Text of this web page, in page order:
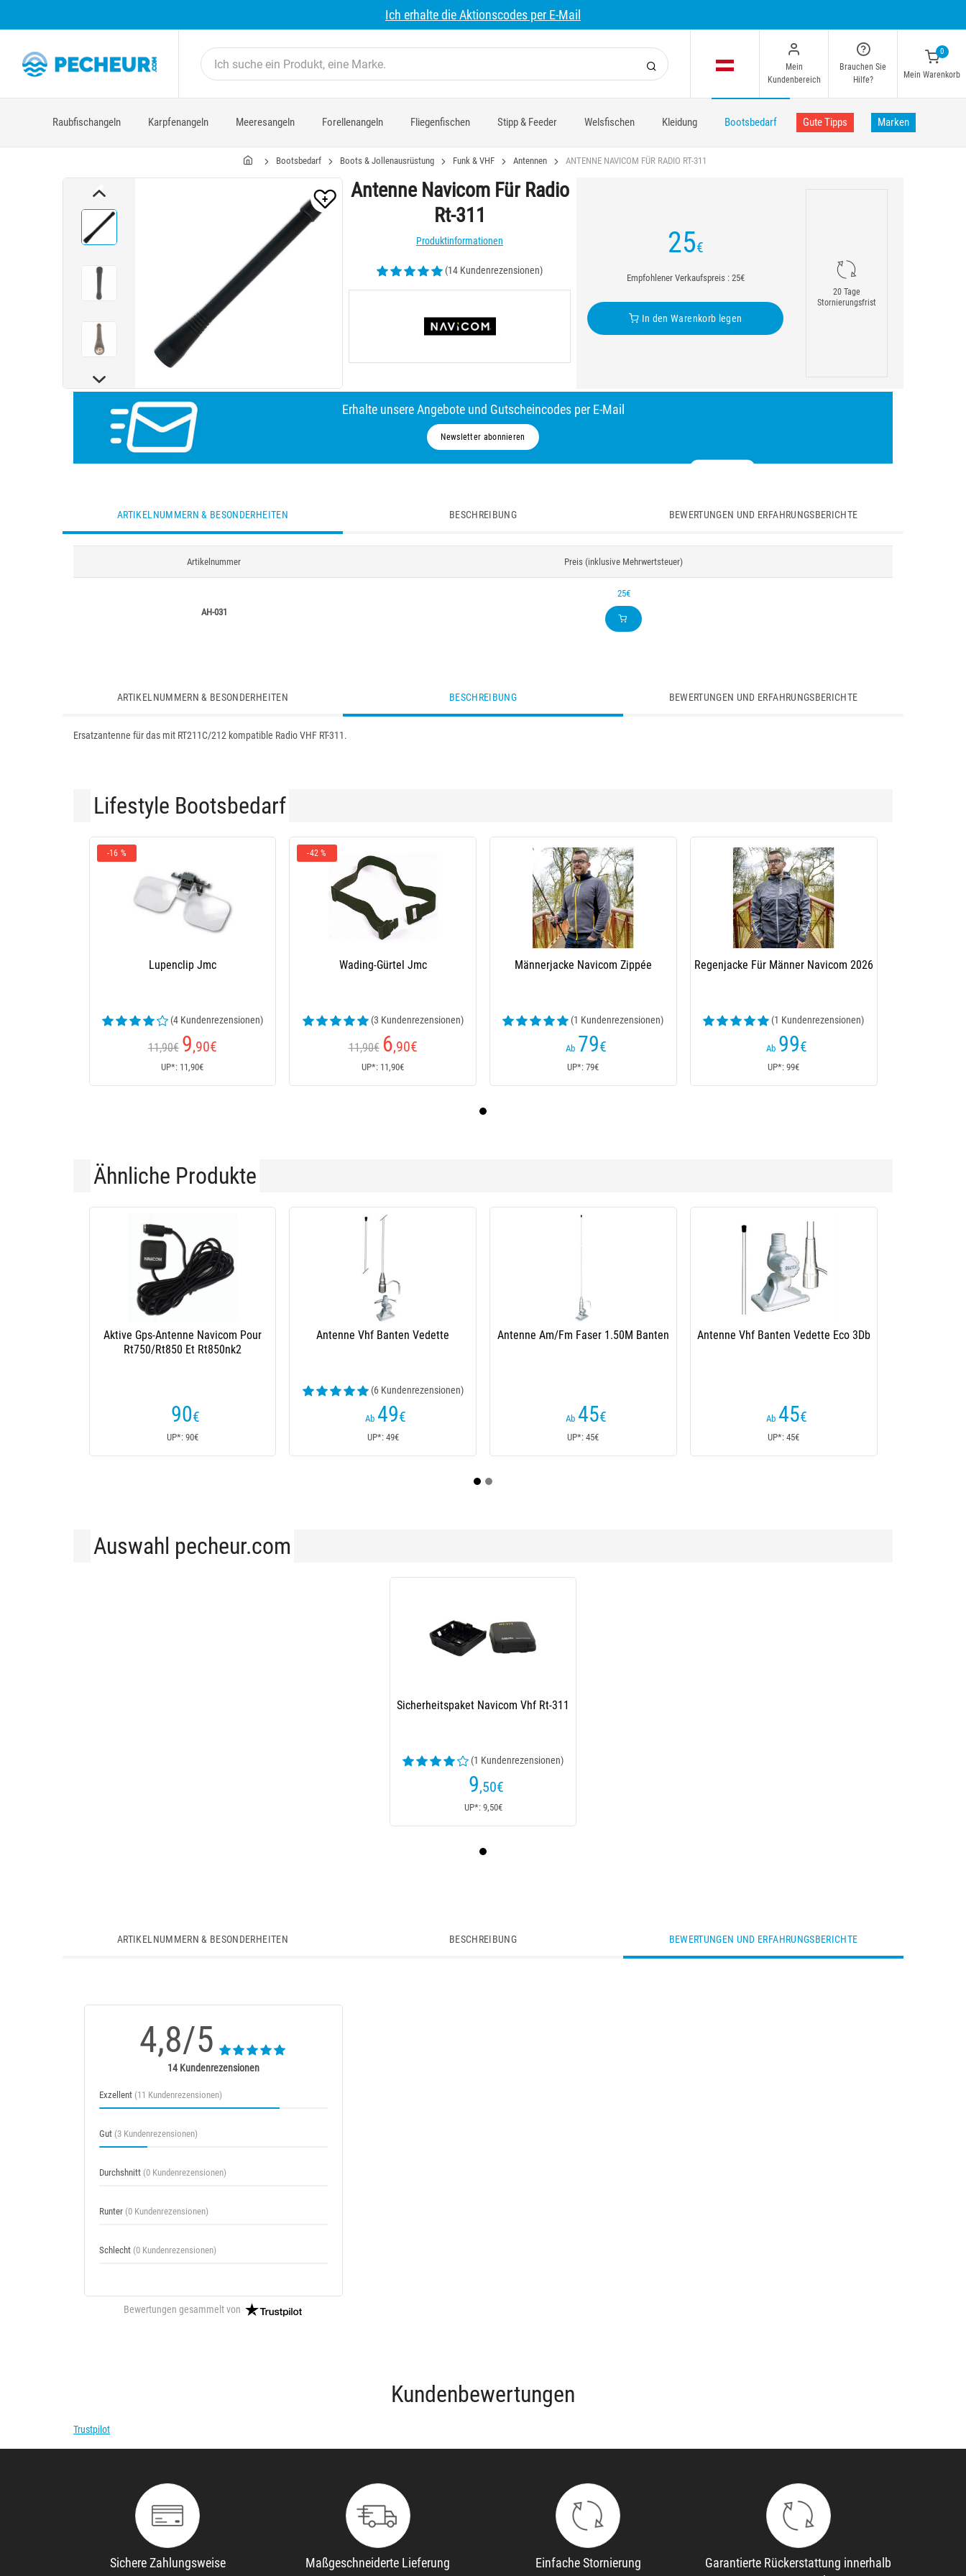
Ich erhalte die Aktionscodes per E-Mail
Mein
Kundenbereich
Brauchen Sie
Hilfe?
0
Mein Warenkorb
Raubfischangeln Karpfenangeln Meeresangeln Forellenangeln Fliegenfischen Stipp & Feeder Welsfischen Kleidung Bootsbedarf Gute Tipps Marken
Bootsbedarf Boots & Jollenausrüstung Funk & VHF Antennen ANTENNE NAVICOM FÜR RADIO RT-311
Antenne Navicom Für Radio
Rt-311
Produktinformationen
(14 Kundenrezensionen)
25€
Empfohlener Verkaufspreis : 25€
In den Warenkorb legen
20 Tage
Stornierungsfrist
Erhalte unsere Angebote und Gutscheincodes per E-Mail
Newsletter abonnieren
ARTIKELNUMMERN & BESONDERHEITEN BESCHREIBUNG BEWERTUNGEN UND ERFAHRUNGSBERICHTE
Artikelnummer Preis (inklusive Mehrwertsteuer)
AH-031
25€
ARTIKELNUMMERN & BESONDERHEITEN BESCHREIBUNG BEWERTUNGEN UND ERFAHRUNGSBERICHTE
Ersatzantenne für das mit RT211C/212 kompatible Radio VHF RT-311.
Lifestyle Bootsbedarf
-16 %
Lupenclip Jmc
(4 Kundenrezensionen)
11,90€ 9,90€
UP*: 11,90€
-42 %
Wading-Gürtel Jmc
(3 Kundenrezensionen)
11,90€ 6,90€
UP*: 11,90€
Männerjacke Navicom Zippée
(1 Kundenrezensionen)
Ab 79€
UP*: 79€
Regenjacke Für Männer Navicom 2026
(1 Kundenrezensionen)
Ab 99€
UP*: 99€
Ähnliche Produkte
Banten Vedette Eco 3Db Antenne Shakespeare Md23
Vhf Antenne Banten Eco 3Db 1.5M
Inox Stütze Banten Vedette Pour
Inox-Stütze Banten Voilier Pour
Auswahl pecheur.com
Sicherheitspaket Navicom Vhf Rt-311
(1 Kundenrezensionen)
9,50€
UP*: 9,50€
ARTIKELNUMMERN & BESONDERHEITEN BESCHREIBUNG BEWERTUNGEN UND ERFAHRUNGSBERICHTE
4,8/5
14 Kundenrezensionen
Exzellent (11 Kundenrezensionen)
Gut (3 Kundenrezensionen)
Durchshnitt (0 Kundenrezensionen)
Runter (0 Kundenrezensionen)
Schlecht (0 Kundenrezensionen)
Bewertungen gesammelt von
Kundenbewertungen
Trustpilot
Sichere Zahlungsweise Maßgeschneiderte Lieferung Einfache Stornierung
Garantierte Rückerstattung innerhalb